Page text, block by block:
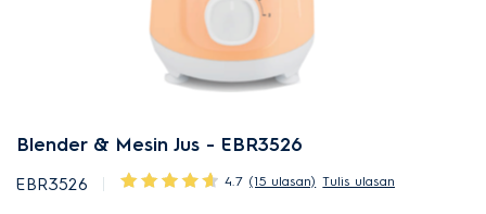
Blender & Mesin Jus - EBR3526
EBR3526 4.7 (15 ulasan) Tulis ulasan